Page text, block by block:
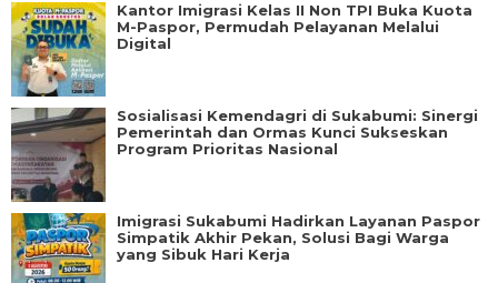
Kantor Imigrasi Kelas II Non TPI Buka Kuota
M-Paspor, Permudah Pelayanan Melalui
Digital
Sosialisasi Kemendagri di Sukabumi: Sinergi
Pemerintah dan Ormas Kunci Sukseskan
Program Prioritas Nasional
Imigrasi Sukabumi Hadirkan Layanan Paspor
Simpatik Akhir Pekan, Solusi Bagi Warga
yang Sibuk Hari Kerja